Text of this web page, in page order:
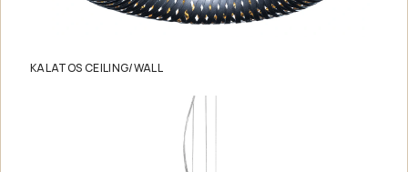
KALATOS CEILING/WALL